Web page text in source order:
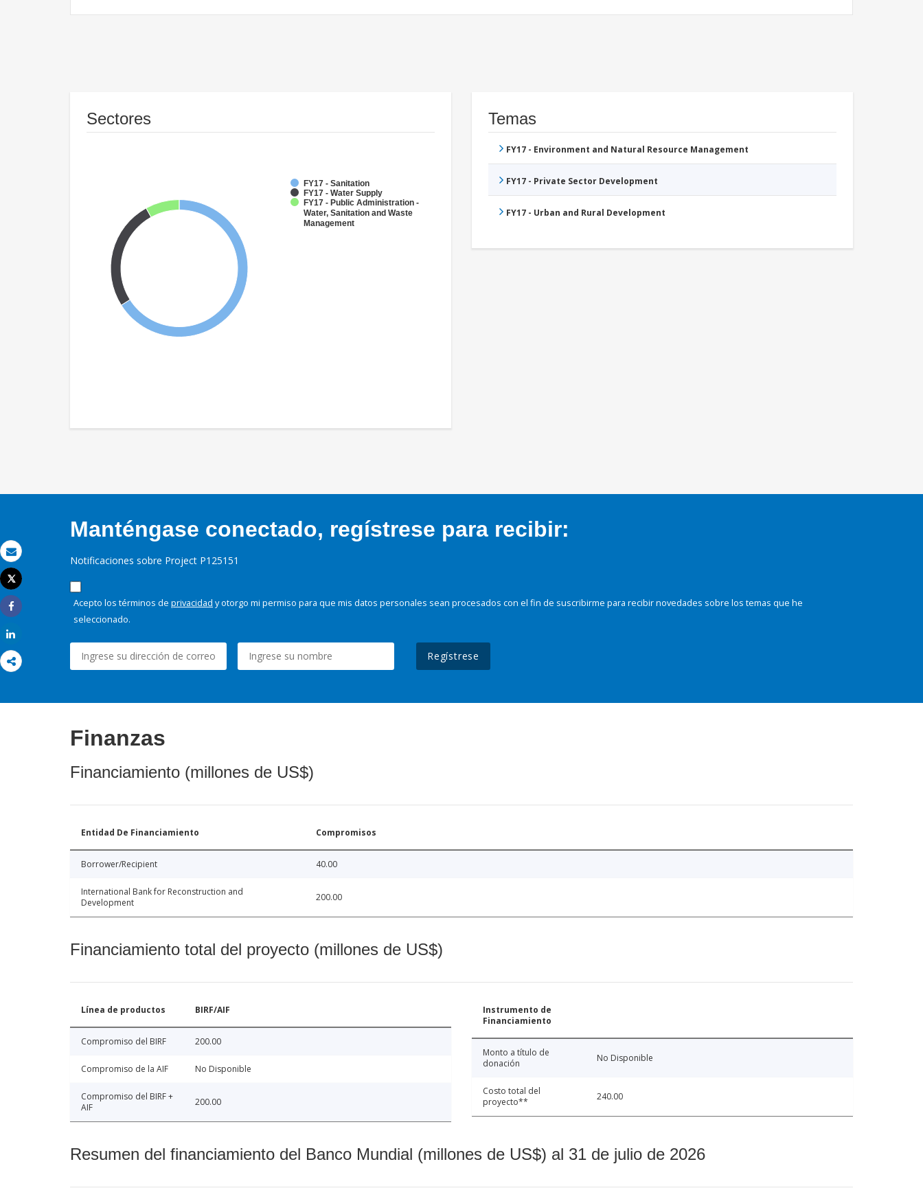
Correo electrónico
Imprimir
Tweet
Share
Sectores
FY17 - Sanitation
FY17 - Water Supply
FY17 - Public Administration -
Water, Sanitation and Waste
Management
Temas
FY17 - Environment and Natural Resource Management
FY17 - Private Sector Development
FY17 - Urban and Rural Development
Manténgase conectado, regístrese para recibir:
Notificaciones sobre Project P125151
Acepto los términos de privacidad y otorgo mi permiso para que mis datos personales sean procesados con el fin de suscribirme para recibir novedades sobre los temas que he
seleccionado.
Regístrese
Finanzas
Financiamiento (millones de US$)
Entidad De Financiamiento Compromisos
Borrower/Recipient 40.00
International Bank for Reconstruction and
Development
200.00
Financiamiento total del proyecto (millones de US$)
Línea de productos BIRF/AIF
Compromiso del BIRF 200.00
Compromiso de la AIF No Disponible
Compromiso del BIRF +
AIF
200.00
Instrumento de
Financiamiento
Monto a título de
donación
No Disponible
Costo total del
proyecto**
240.00
Resumen del financiamiento del Banco Mundial (millones de US$) al 31 de julio de 2026